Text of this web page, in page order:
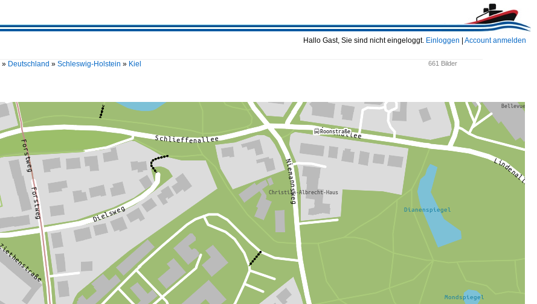
Hallo Gast, Sie sind nicht eingeloggt. Einloggen Account anmelden
661 Bilder
» Deutschland » Schleswig-Holstein » Kiel